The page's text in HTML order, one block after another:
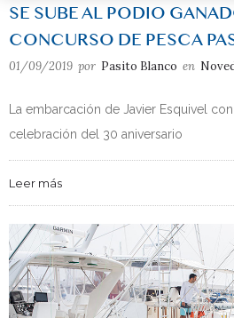
SE SUBE AL PODIO
CONCURSO DE PESCA
01/09/2019 por Pasito Blanco en
La embarcación de Javier Esquivel
celebración del 30 aniversario
Leer más